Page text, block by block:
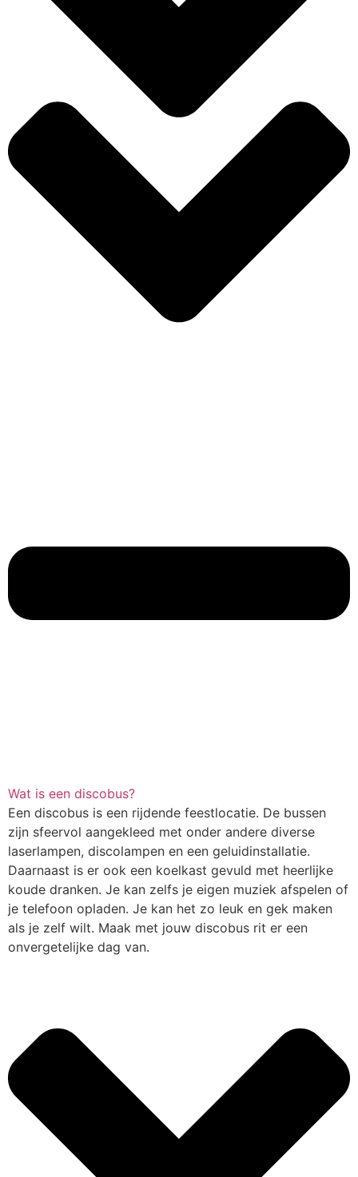
Wat is een discobus?
Een discobus is een rijdende feestlocatie. De bussen
zijn sfeervol aangekleed met onder andere diverse
laserlampen, discolampen en een geluidinstallatie.
Daarnaast is er ook een koelkast gevuld met heerlijke
koude dranken. Je kan zelfs je eigen muziek afspelen of
je telefoon opladen. Je kan het zo leuk en gek maken
als je zelf wilt. Maak met jouw discobus rit er een
onvergetelijke dag van.